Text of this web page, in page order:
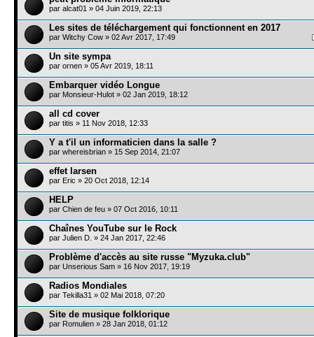
par alcat01 » 04 Juin 2019, 22:13
Les sites de téléchargement qui fonctionnent en 2017
par Witchy Cow » 02 Avr 2017, 17:49
Un site sympa
par ornen » 05 Avr 2019, 18:11
Embarquer vidéo Longue
par Monsieur-Hulot » 02 Jan 2019, 18:12
all cd cover
par titis » 11 Nov 2018, 12:33
Y a t'il un informaticien dans la salle ?
par whereisbrian » 15 Sep 2014, 21:07
effet larsen
par Eric » 20 Oct 2018, 12:14
HELP
par Chien de feu » 07 Oct 2016, 10:11
Chaînes YouTube sur le Rock
par Julien D. » 24 Jan 2017, 22:46
Problème d'accès au site russe "Myzuka.club"
par Unserious Sam » 16 Nov 2017, 19:19
Radios Mondiales
par Tekilla31 » 02 Mai 2018, 07:20
Site de musique folklorique
par Romulien » 28 Jan 2018, 01:12